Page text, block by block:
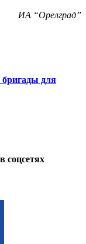
ИА “Орелград”
бригады для
соцсетях